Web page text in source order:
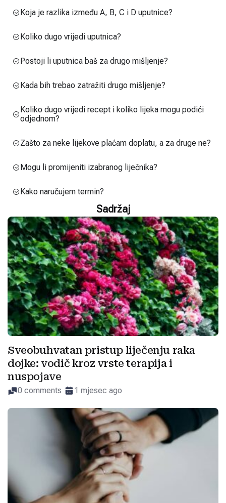
Koja je razlika između A, B, C i D uputnice?
Koliko dugo vrijedi uputnica?
Postoji li uputnica baš za drugo mišljenje?
Kada bih trebao zatražiti drugo mišljenje?
Koliko dugo vrijedi recept i koliko lijeka mogu podići
odjednom?
Zašto za neke lijekove plaćam doplatu, a za druge ne?
Mogu li promijeniti izabranog liječnika?
Kako naručujem termin?
Sadržaj
Sveobuhvatan pristup liječenju raka
dojke: vodič kroz vrste terapija i
nuspojave
0 comments 1 mjesec ago